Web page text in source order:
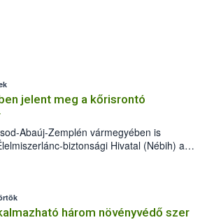
jelent meg a kőrisrontó
Abaúj-Zemplén vármegyében is
biztonsági Hivatal (Nébih) a
(Agrilus planipennis) jelenlétét. A
találták meg, de már fertőzött
emellett az intézkedéseket a szlovák
a terjedés megállítása érdekében.
három növényvédő szer